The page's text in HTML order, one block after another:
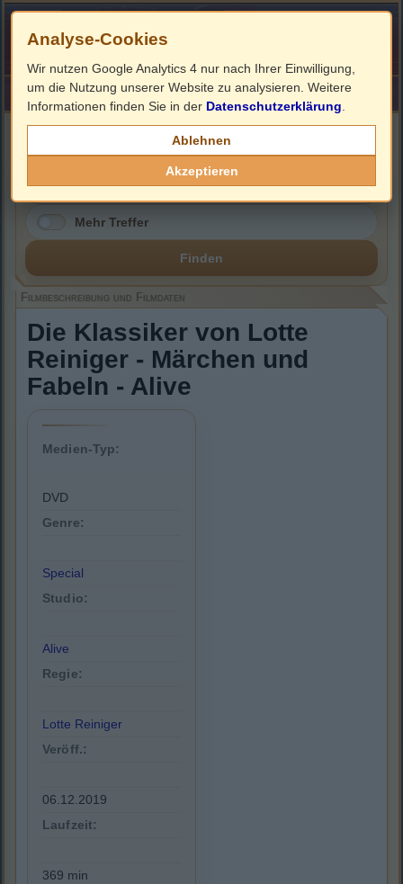
HOME ImpressumLinks
Filmbeschreibung, Cover & DVD Infos
Mehr Treffer
Finden
Filmbeschreibung und Filmdaten
Die Klassiker von Lotte
Reiniger - Märchen und
Fabeln - Alive
Medien-Typ:
DVD
Genre:
Special
Studio:
Alive
Regie:
Lotte Reiniger
Veröff.:
06.12.2019
Laufzeit:
369 min
Analyse-Cookies
Wir nutzen Google Analytics 4 nur nach Ihrer Einwilligung,
um die Nutzung unserer Website zu analysieren. Weitere
Informationen finden Sie in der Datenschutzerklärung
Ablehnen
Akzeptieren